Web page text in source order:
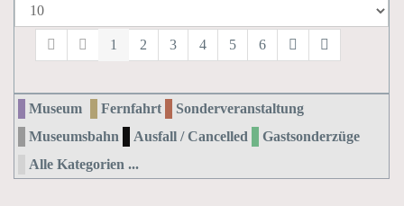
1 2 3 4 5 6
Museum Fernfahrt
Sonderveranstaltung
Museumsbahn
Ausfall / Cancelled
Gastsonderzüge
Alle Kategorien ...